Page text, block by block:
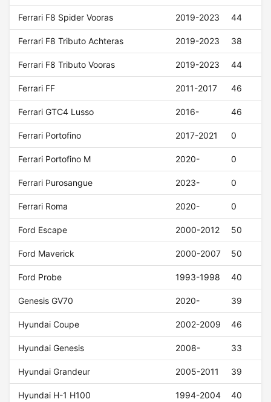
Ferrari F8 Spider Vooras 2019-2023 44
Ferrari F8 Tributo Achteras 2019-2023 38
Ferrari F8 Tributo Vooras 2019-2023 44
Ferrari FF 2011-2017 46
Ferrari GTC4 Lusso 2016- 46
Ferrari Portofino 2017-2021 0
Ferrari Portofino M 2020- 0
Ferrari Purosangue 2023- 0
Ferrari Roma 2020- 0
Ford Escape 2000-2012 50
Ford Maverick 2000-2007 50
Ford Probe 1993-1998 40
Genesis GV70 2020- 39
Hyundai Coupe 2002-2009 46
Hyundai Genesis 2008- 33
Hyundai Grandeur 2005-2011 39
Hyundai H-1 H100 1994-2004 40